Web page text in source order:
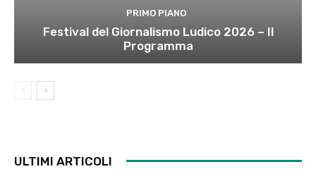
PRIMO PIANO
Festival del Giornalismo Ludico 2026 – Il
Programma
ULTIMI ARTICOLI